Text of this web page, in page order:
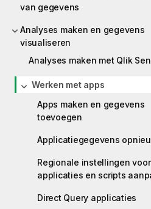
van gegevens
Analyses maken en gegevens
visualiseren
Analyses maken met Qlik
Werken met apps
Apps maken en gegevens
toevoegen
Applicatiegegevens
Regionale instellingen voor
applicaties en scripts
Direct Query applicaties